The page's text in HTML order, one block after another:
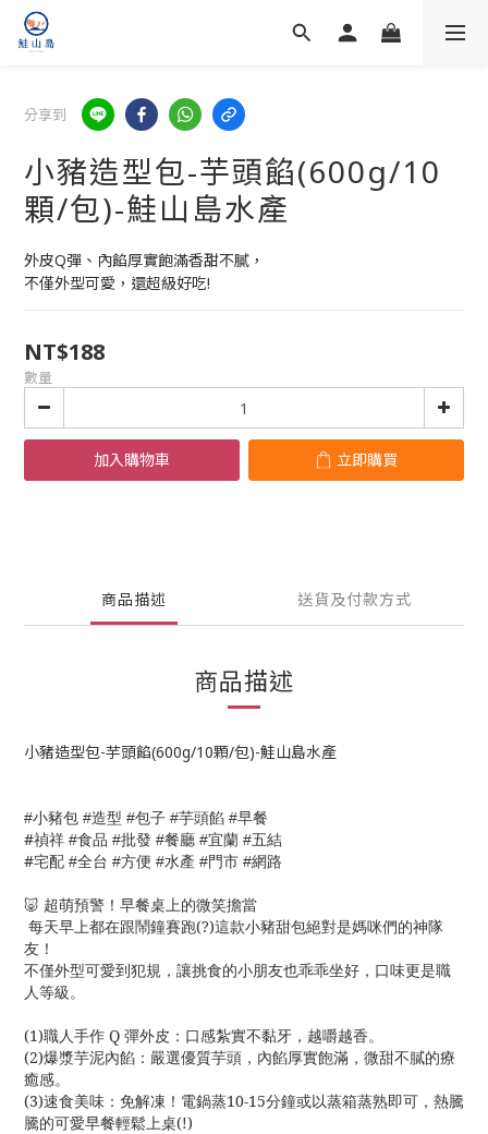
分享到
小豬造型包-芋頭餡(600g/10
顆/包)-鮭山島水產
外皮Q彈、內餡厚實飽滿香甜不膩，
不僅外型可愛，還超級好吃!
NT$188
數量
加入購物車 立即購買
商品描述 送貨及付款方式
商品描述
小豬造型包-芋頭餡(600g/10顆/包)-鮭山島水產
#小豬包 #造型 #包子 #芋頭餡 #早餐
#禎祥 #食品 #批發 #餐廳 #宜蘭 #五結
#宅配 #全台 #方便 #水產 #門市 #網路
🐷 超萌預警！早餐桌上的微笑擔當
每天早上都在跟鬧鐘賽跑(?)這款小豬甜包絕對是媽咪們的神隊
友！
不僅外型可愛到犯規，讓挑食的小朋友也乖乖坐好，口味更是職
人等級。
(1)職人手作 Q 彈外皮：口感紮實不黏牙，越嚼越香。
(2)爆漿芋泥內餡：嚴選優質芋頭，內餡厚實飽滿，微甜不膩的療
癒感。
(3)速食美味：免解凍！電鍋蒸10-15分鐘或以蒸箱蒸熟即可，熱騰
騰的可愛早餐輕鬆上桌(!)